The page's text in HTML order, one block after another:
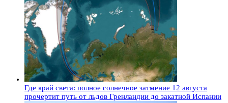
Где край света: полное солнечное затмение 12 августа
прочертит путь от льдов Гренландии до закатной Испании